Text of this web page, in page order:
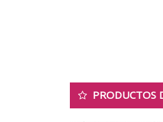
PRODUCTOS